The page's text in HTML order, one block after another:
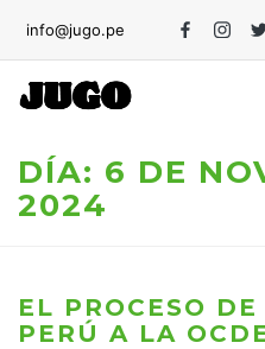
info@jugo.pe
Facebook
DÍA: 6 DE
2024
EL PROCESO
PERÚ A LA